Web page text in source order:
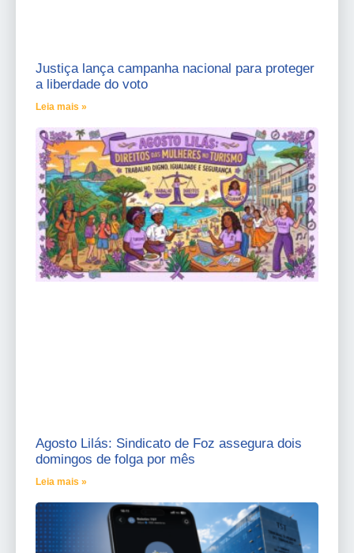
Justiça lança campanha nacional para proteger
a liberdade do voto
Leia mais »
Agosto Lilás: Sindicato de Foz assegura dois
domingos de folga por mês
Leia mais »